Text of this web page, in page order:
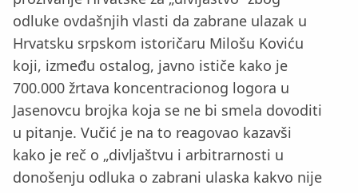
odluke ovdašnjih vlasti da zabrane ulazak u
Hrvatsku srpskom istoričaru Milošu Koviću
koji, između ostalog, javno ističe kako je
700.000 žrtava koncentracionog logora u
Jasenovcu brojka koja se ne bi smela dovoditi
u pitanje. Vučić je na to reagovao kazavši
kako je reč o „divljaštvu i arbitrarnosti u
donošenju odluka o zabrani ulaska kakvo nije